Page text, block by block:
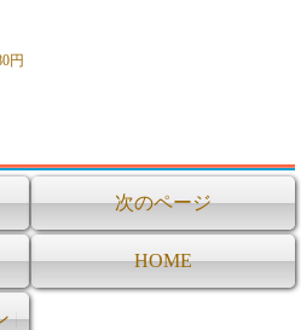
円
次のページ
HOME
ト